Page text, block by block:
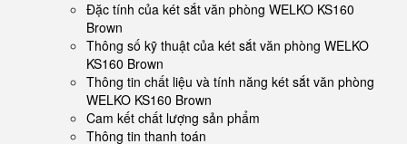
Đặc tính của két sắt văn phòng WELKO KS160
Brown
Thông số kỹ thuật của két sắt văn phòng WELKO
KS160 Brown
Thông tin chất liệu và tính năng két sắt văn phòng
WELKO KS160 Brown
Cam kết chất lượng sản phẩm
Thông tin thanh toán